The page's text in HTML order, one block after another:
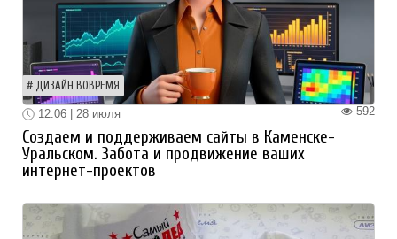
ДИЗАЙН ВОВРЕМЯ
592
12:06 | 28 июля
Создаем и поддерживаем сайты в Каменске-
Уральском. Забота и продвижение ваших
интернет-проектов